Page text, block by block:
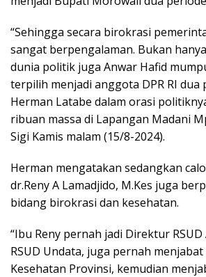
“Sehingga secara birokrasi
sangat berpengalaman. Bukan
dunia politik juga Anwar Hafid
terpilih menjadi anggota DPR RI dua
Herman Latabe dalam orasi
ribuan massa di Lapangan Madani
Sigi Kamis malam (15/8-2024).
Herman mengatakan sedangkan
dr.Reny A Lamadjido, M.Kes juga
bidang birokrasi dan kesehatan.
“Ibu Reny pernah jadi Direktur
RSUD Undata, juga pernah menjabat
Kesehatan Provinsi, kemudian